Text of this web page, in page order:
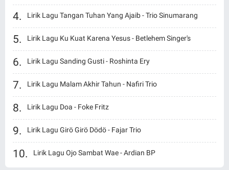
Lirik Lagu Tangan Tuhan Yang Ajaib - Trio Sinumarang
Lirik Lagu Ku Kuat Karena Yesus - Betlehem Singer's
Lirik Lagu Sanding Gusti - Roshinta Ery
Lirik Lagu Malam Akhir Tahun - Nafiri Trio
Lirik Lagu Doa - Foke Fritz
Lirik Lagu Girö Girö Dödö - Fajar Trio
Lirik Lagu Ojo Sambat Wae - Ardian BP